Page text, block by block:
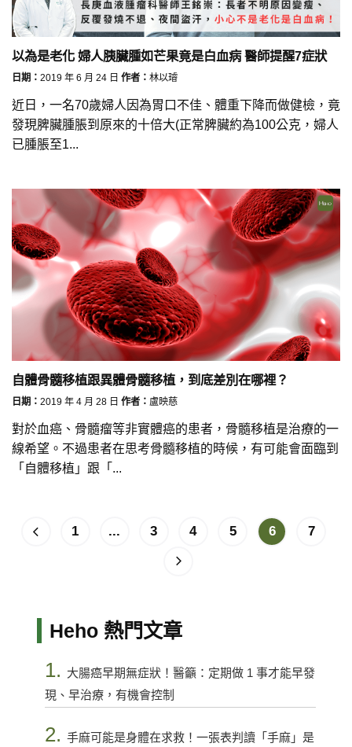
以為是老化 婦人胰臟腫如芒果竟是白血病 醫師提醒7症狀
日期： 2019 年 6 月 24 日 作者： 林以璿
近日，一名70歲婦人因為胃口不佳、體重下降而做健檢，竟
發現脾臟腫脹到原來的十倍大(正常脾臟約為100公克，婦人
已腫脹至1...
自體骨髓移植跟異體骨髓移植，到底差別在哪裡？
日期： 2019 年 4 月 28 日 作者： 盧映慈
對於血癌、骨髓瘤等非實體癌的患者，骨髓移植是治療的一
線希望。不過患者在思考骨髓移植的時候，有可能會面臨到
「自體移植」跟「...
1 ... 3 4 5 6 7
Heho 熱門文章
1. 大腸癌早期無症狀！醫籲：定期做 1 事才能早發
現、早治療，有機會控制
2. 手麻可能是身體在求救！一張表判讀「手麻」是